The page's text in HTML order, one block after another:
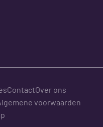
ContactOver ons
voorwaarden